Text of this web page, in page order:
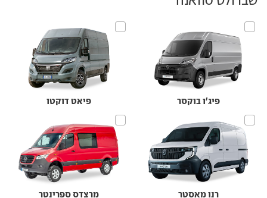
פיג'ו בוקסר פיאט דוקטו
רנו מאסטר מרצדס ספרינטר